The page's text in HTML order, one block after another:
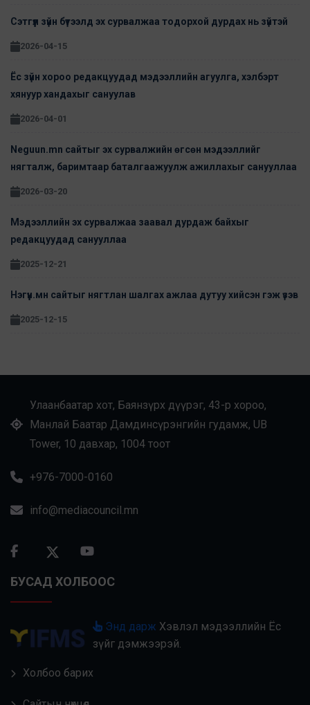
Сэтгүүл зүйн бүтээлд эх сурвалжаа тодорхой дурдах нь зүйтэй
2026-04-15
Ёс зүйн хороо редакцуудад мэдээллийн агуулга, хэлбэрт
хянуур хандахыг сануулав
2026-04-01
Neguun.mn сайтыг эх сурвалжийн өгсөн мэдээллийг
нягталж, баримтаар баталгаажуулж ажиллахыг санууллаа
2026-03-20
Мэдээллийн эх сурвалжаа заавал дурдаж байхыг
редакцуудад санууллаа
2025-12-21
Нэгүүн.мн сайтыг нягтлан шалгах ажлаа дутуу хийсэн гэж үзэв
2025-12-15
Улаанбаатар хот, Баянзүрх дүүрэг, 43-р хороо,
Манлай Баатар Дамдинсүрэнгийн гудамж, UB
Tower, 10 давхар, 1004 тоот
+976-7000-0160
info@mediacouncil.mn
БУСАД ХОЛБООС
Энд дарж Хэвлэл мэдээллийн Ёс
зүйг дэмжээрэй.
Холбоо барих